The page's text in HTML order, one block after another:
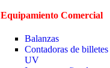
Equipamiento Comercial
Balanzas
Contadoras de
UV